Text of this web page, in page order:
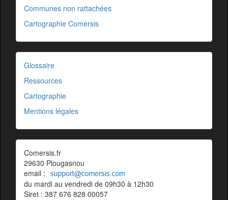
Communes non rattachées
Cartographie Comersis
Glossaire
Ressources
Cartographie
Mentions légales
Comersis.fr
29630 Plougasnou
email :
du mardi au vendredi de 09h30 à 12h30
Siret : 387 676 828 00057